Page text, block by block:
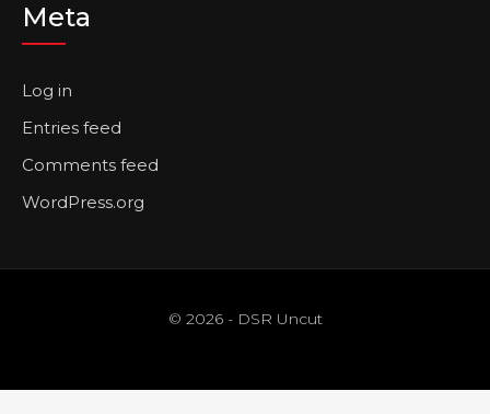
Meta
Log in
Entries feed
Comments feed
WordPress.org
© 2026 - DSR Uncut